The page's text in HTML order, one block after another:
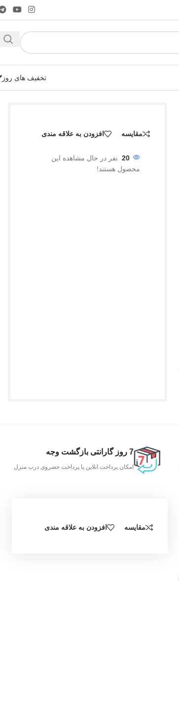
تخفیف های روز
مقایسه افزودن به علاقه مندی
20 نفر در حال مشاهده این
محصول هستند!
7 روز گارانتی بازگشت وجه
امکان پرداخت انلاین یا پرداخت حضروی درب منزل
مقایسه افزودن به علاقه مندی